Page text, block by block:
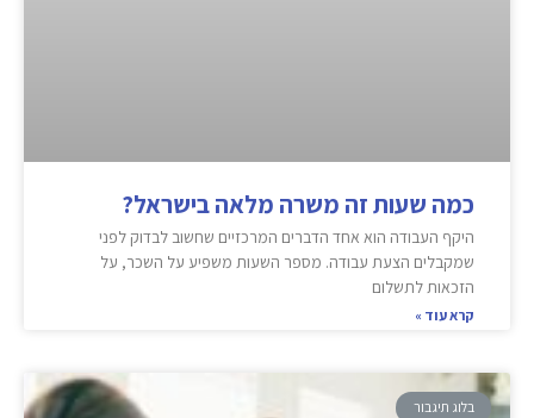
כמה שעות זה משרה מלאה בישראל?
היקף העבודה הוא אחד הדברים המרכזיים שחשוב לבדוק לפני
שמקבלים הצעת עבודה. מספר השעות משפיע על השכר, על
הזכאות לתשלום
קרא עוד »
בלוג תיגבור